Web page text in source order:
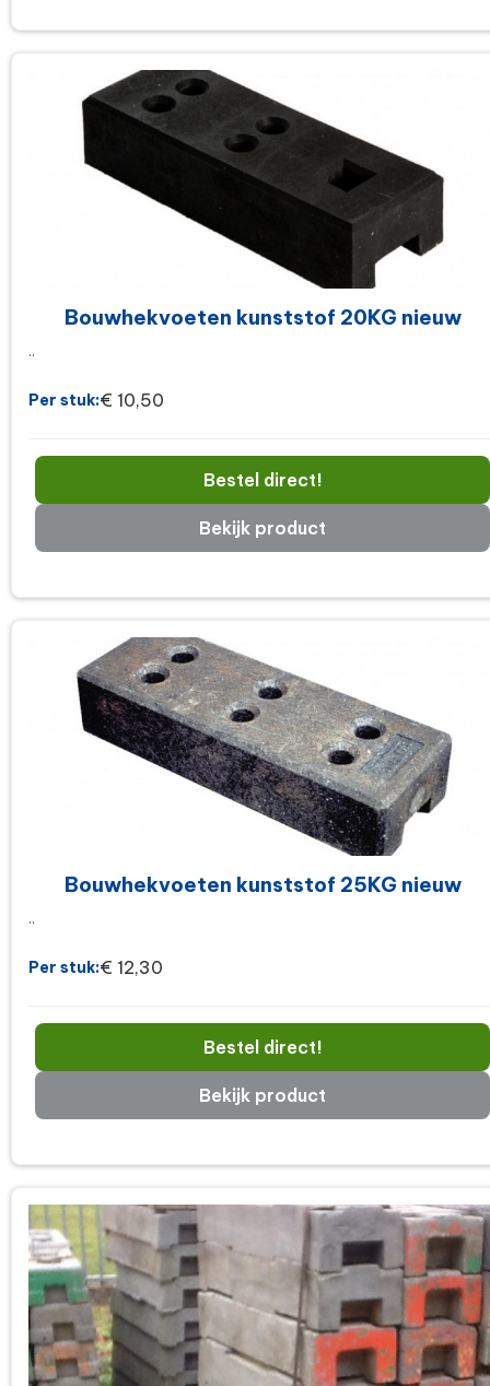
Bouwhekvoeten kunststof 20KG nieuw
..
Per stuk:€ 10,50
Bestel direct!
Bekijk product
Bouwhekvoeten kunststof 25KG nieuw
..
Per stuk:€ 12,30
Bestel direct!
Bekijk product